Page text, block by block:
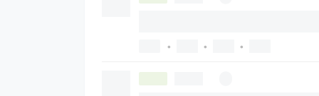
• • •